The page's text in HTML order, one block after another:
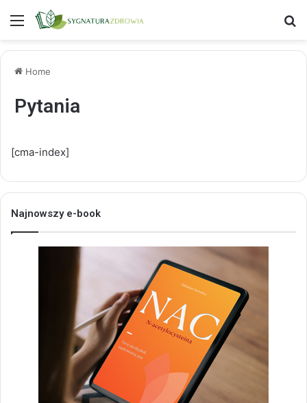
Menu
Home
Pytania
[cma-index]
Najnowszy e-book